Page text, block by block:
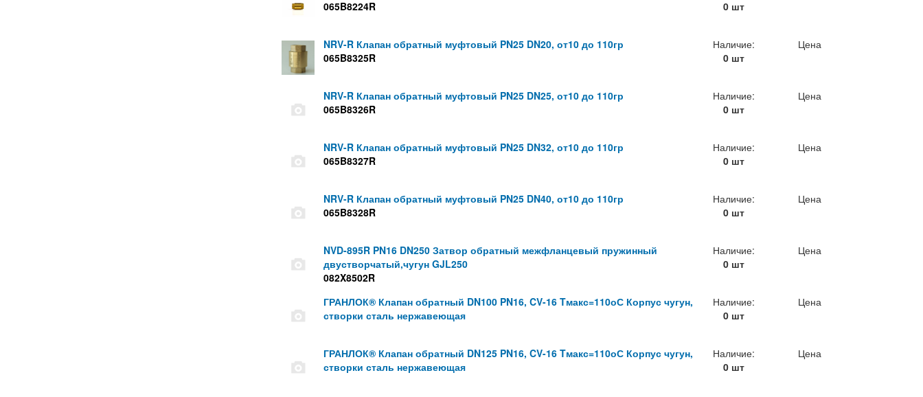
065B8224R
0 шт
NRV-R Клапан обратный муфтовый PN25 DN20, от10 до 110гр
065B8325R
Наличие:
0 шт
Цена
NRV-R Клапан обратный муфтовый PN25 DN25, от10 до 110гр
065B8326R
Наличие:
0 шт
Цена
NRV-R Клапан обратный муфтовый PN25 DN32, от10 до 110гр
065B8327R
Наличие:
0 шт
Цена
NRV-R Клапан обратный муфтовый PN25 DN40, от10 до 110гр
065B8328R
Наличие:
0 шт
Цена
NVD-895R PN16 DN250 Затвор обратный межфланцевый пружинный
двустворчатый,чугун GJL250
082X8502R
Наличие:
0 шт
Цена
ГРАНЛОК® Клапан обратный DN100 PN16, CV-16 Tмакс=110оС Корпус чугун,
створки сталь нержавеющая
Наличие:
0 шт
Цена
ГРАНЛОК® Клапан обратный DN125 PN16, CV-16 Tмакс=110оС Корпус чугун,
створки сталь нержавеющая
Наличие:
0 шт
Цена